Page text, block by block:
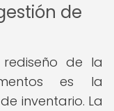
de
de la
es la
inventario. La